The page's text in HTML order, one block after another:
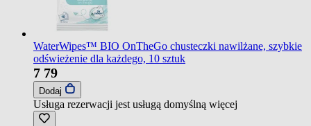
WaterWipes™ BIO OnTheGo chusteczki nawilżane, szybkie
odświeżenie dla każdego, 10 sztuk
7 79
Dodaj
Usługa rezerwacji jest usługą domyślną więcej